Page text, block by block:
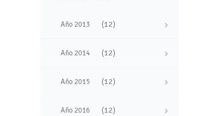
Año 2013 (12)
Año 2014 (12)
Año 2015 (12)
Año 2016 (12)